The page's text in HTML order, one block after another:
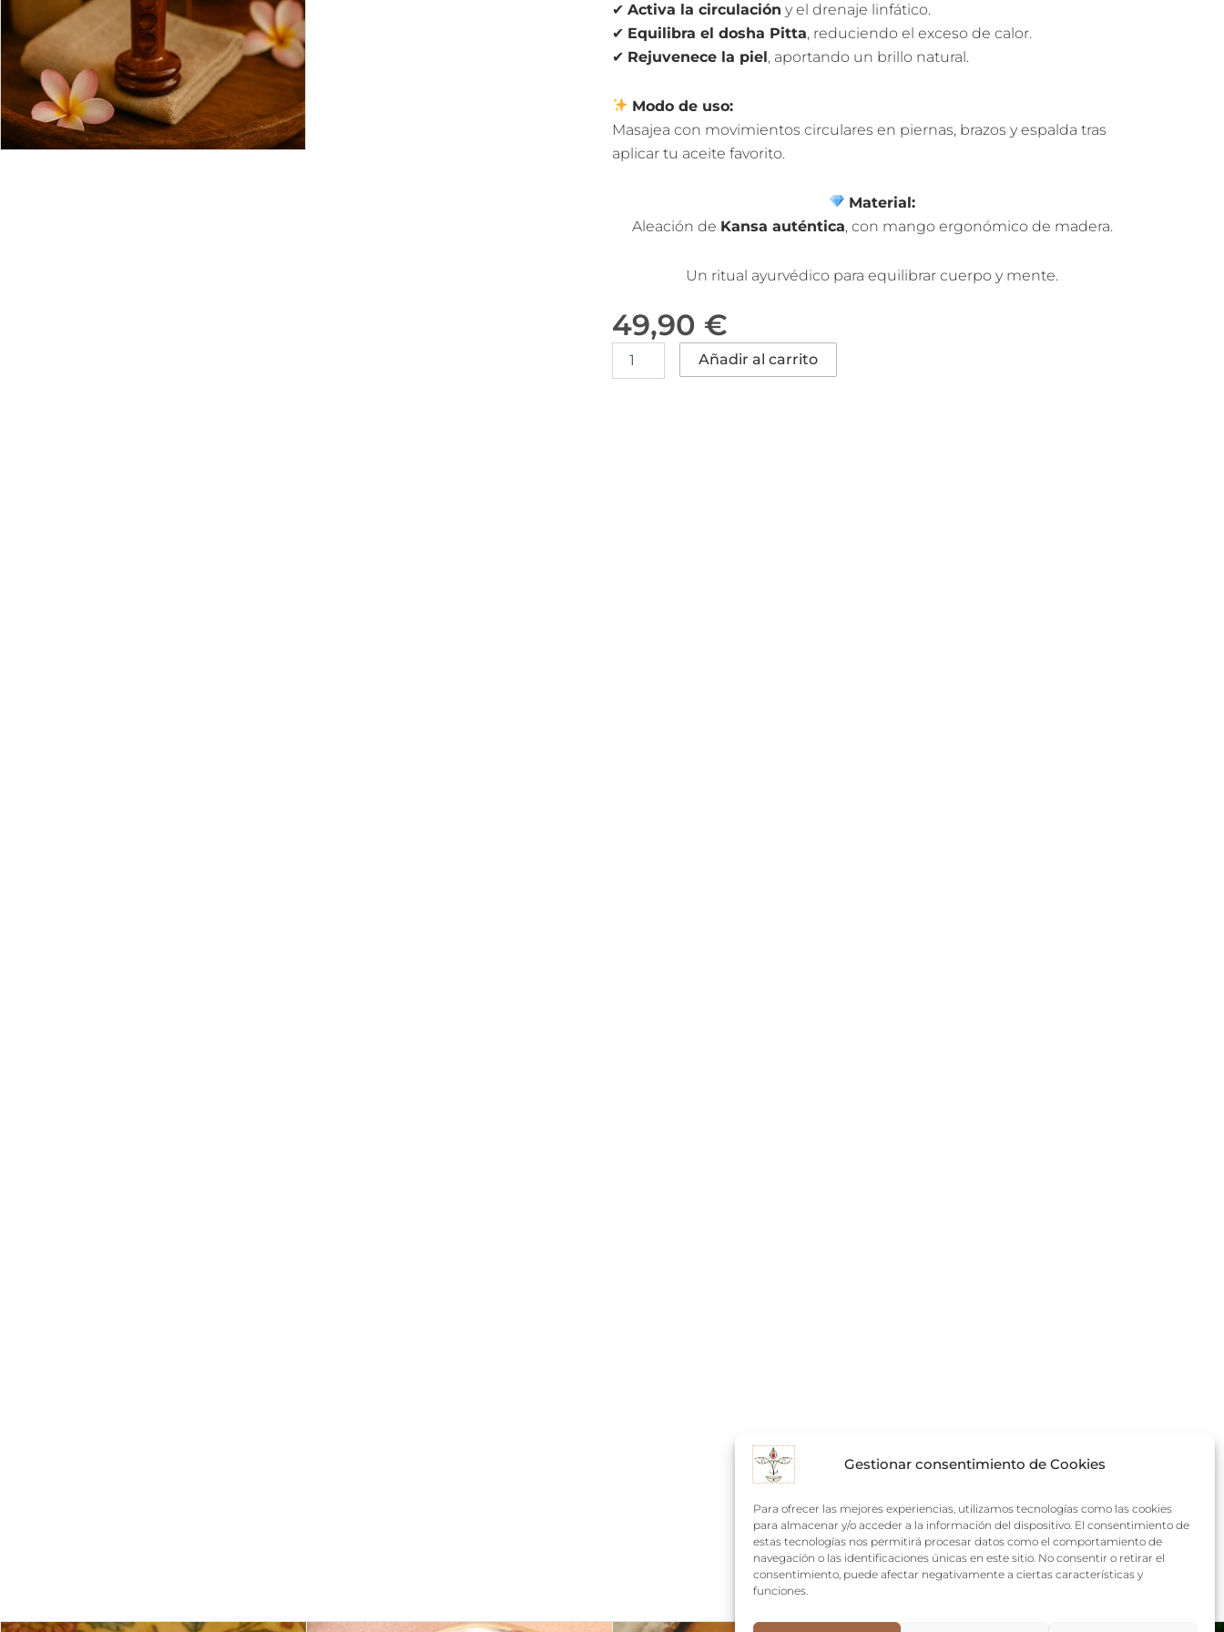
Gestionar consentimiento de Cookies
Para ofrecer las mejores experiencias, utilizamos tecnologías como las cookies
para almacenar y/o acceder a la información del dispositivo. El consentimiento de
estas tecnologías nos permitirá procesar datos como el comportamiento de
navegación o las identificaciones únicas en este sitio. No consentir o retirar el
consentimiento, puede afectar negativamente a ciertas características y
funciones.
✔ Activa la circulación y el drenaje linfático.
✔ Equilibra el dosha Pitta, reduciendo el exceso de calor.
✔ Rejuvenece la piel, aportando un brillo natural.
Modo de uso:
Masajea con movimientos circulares en piernas, brazos y espalda tras
aplicar tu aceite favorito.
Material:
Aleación de Kansa auténtica, con mango ergonómico de madera.
Un ritual ayurvédico para equilibrar cuerpo y mente.
49,90 €
Kansa
Wand
Añadir al carrito